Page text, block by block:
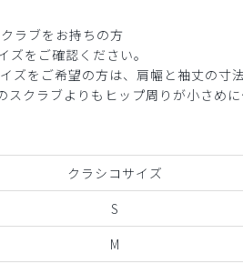
ラブをお持ちの方
ズをご確認ください。
ズをご希望の方は、肩幅と袖丈の寸
スクラブよりもヒップ周りが小さめに
クラシコサイズ
S
M